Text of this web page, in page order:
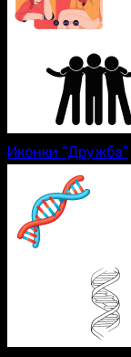
Иконки “Дружба”